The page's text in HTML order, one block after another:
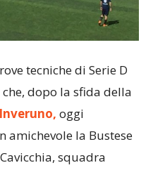
tecniche di Serie D
dopo la sfida della
oggi
amichevole la Bustese
squadra